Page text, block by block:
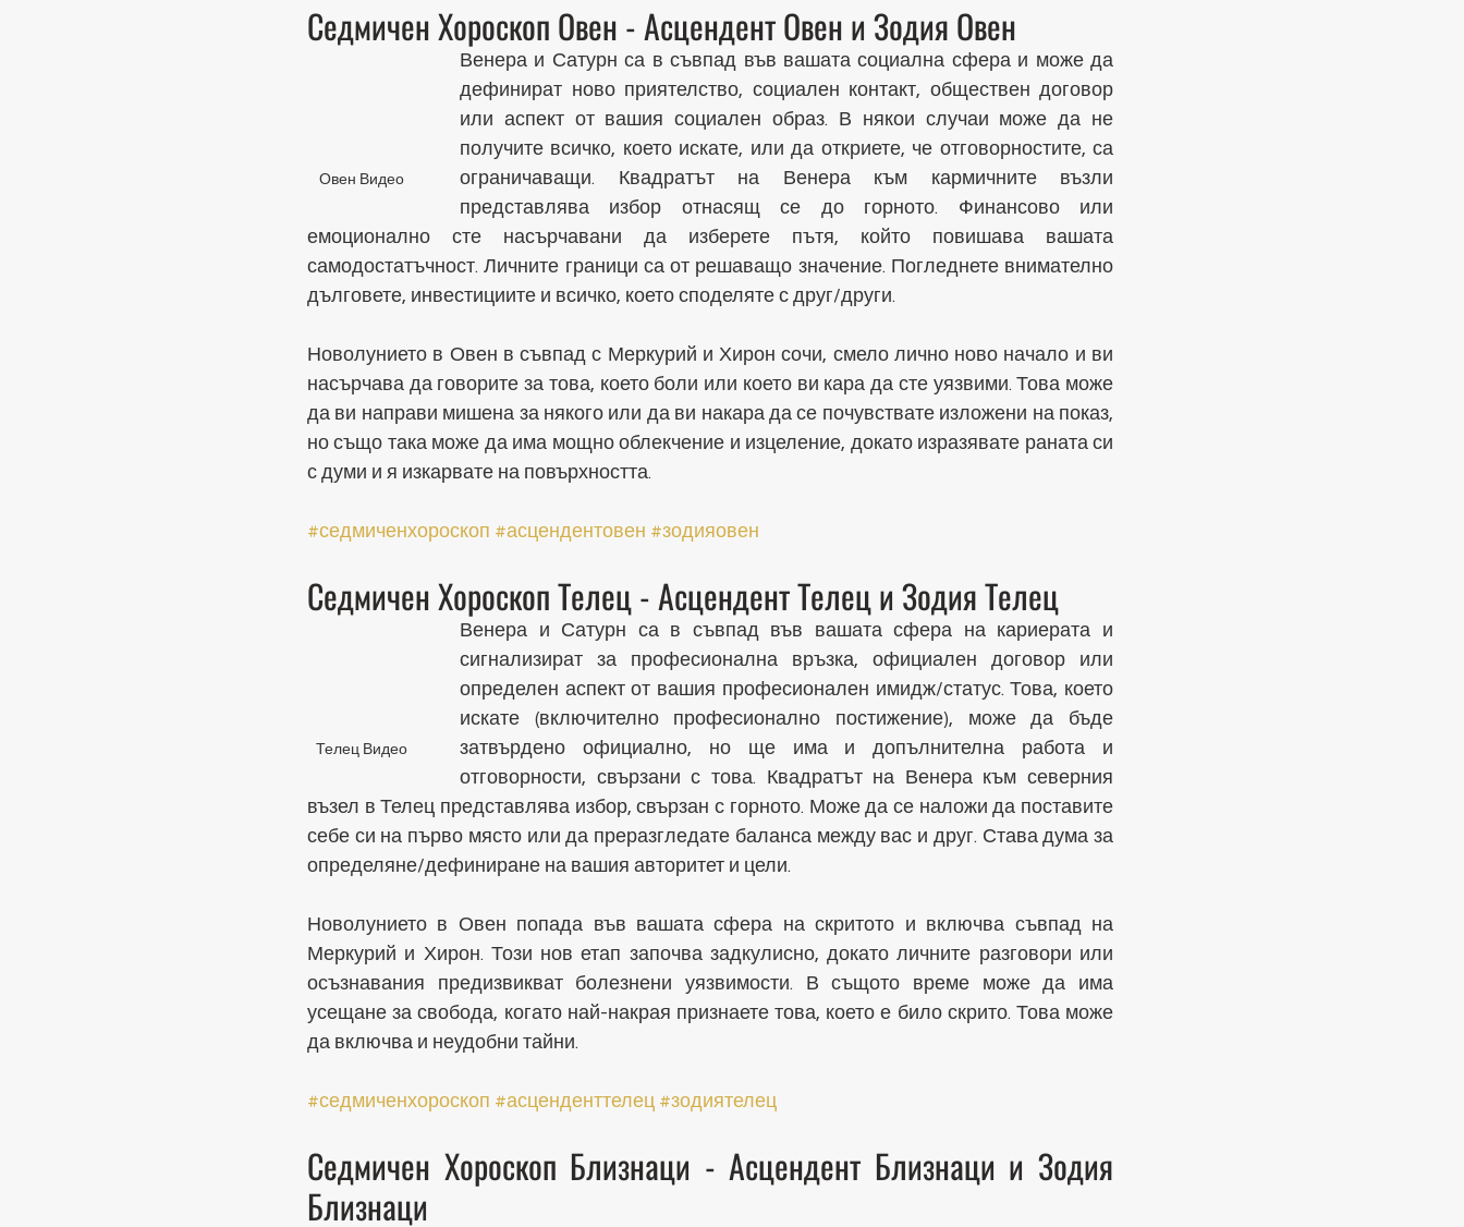
Седмичен Хороскоп Овен - Асцендент Овен и Зодия Овен
Овен Видео
Венера и Сатурн са в съвпад във вашата социална сфера и може да
дефинират ново приятелство, социален контакт, обществен договор
или аспект от вашия социален образ. В някои случаи може да не
получите всичко, което искате, или да откриете, че отговорностите, са
ограничаващи. Квадратът на Венера към кармичните възли
представлява избор отнасящ се до горното. Финансово или
емоционално сте насърчавани да изберете пътя, който повишава вашата
самодостатъчност. Личните граници са от решаващо значение. Погледнете внимателно
дълговете, инвестициите и всичко, което споделяте с друг/други.
Новолунието в Овен в съвпад с Меркурий и Хирон сочи, смело лично ново начало и ви
насърчава да говорите за това, което боли или което ви кара да сте уязвими. Това може
да ви направи мишена за някого или да ви накара да се почувствате изложени на показ,
но също така може да има мощно облекчение и изцеление, докато изразявате раната си
с думи и я изкарвате на повърхността.
#седмиченхороскоп #асцендентовен #зодияовен
Седмичен Хороскоп Телец - Асцендент Телец и Зодия Телец
Телец Видео
Венера и Сатурн са в съвпад във вашата сфера на кариерата и
сигнализират за професионална връзка, официален договор или
определен аспект от вашия професионален имидж/статус. Това, което
искате (включително професионално постижение), може да бъде
затвърдено официално, но ще има и допълнителна работа и
отговорности, свързани с това. Квадратът на Венера към северния
възел в Телец представлява избор, свързан с горното. Може да се наложи да поставите
себе си на първо място или да преразгледате баланса между вас и друг. Става дума за
определяне/дефиниране на вашия авторитет и цели.
Новолунието в Овен попада във вашата сфера на скритото и включва съвпад на
Меркурий и Хирон. Този нов етап започва задкулисно, докато личните разговори или
осъзнавания предизвикват болезнени уязвимости. В същото време може да има
усещане за свобода, когато най-накрая признаете това, което е било скрито. Това може
да включва и неудобни тайни.
#седмиченхороскоп #асценденттелец #зодиятелец
Седмичен Хороскоп Близнаци - Асцендент Близнаци и Зодия
Близнаци